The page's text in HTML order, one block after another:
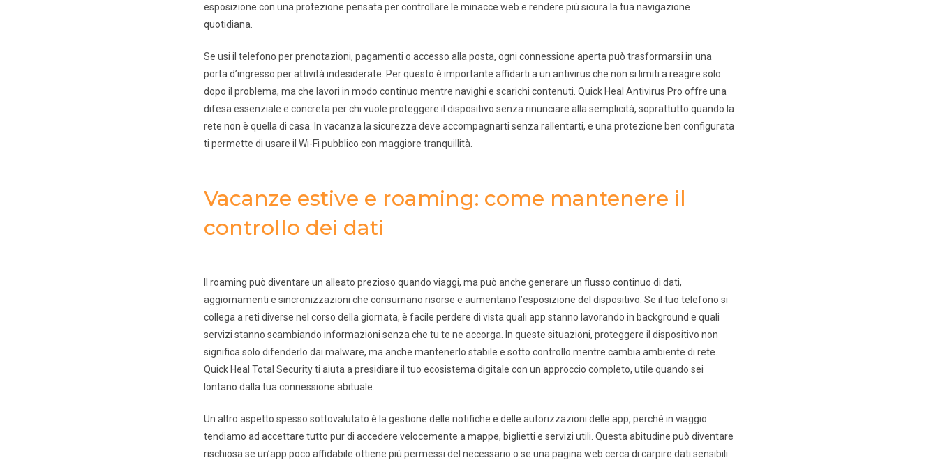
esposizione con una protezione pensata per controllare le minacce web e rendere più sicura la tua navigazione
quotidiana.
Se usi il telefono per prenotazioni, pagamenti o accesso alla posta, ogni connessione aperta può trasformarsi in una
porta d’ingresso per attività indesiderate. Per questo è importante affidarti a un antivirus che non si limiti a reagire solo
dopo il problema, ma che lavori in modo continuo mentre navighi e scarichi contenuti. Quick Heal Antivirus Pro offre una
difesa essenziale e concreta per chi vuole proteggere il dispositivo senza rinunciare alla semplicità, soprattutto quando la
rete non è quella di casa. In vacanza la sicurezza deve accompagnarti senza rallentarti, e una protezione ben configurata
ti permette di usare il Wi-Fi pubblico con maggiore tranquillità.
Vacanze estive e roaming: come mantenere il
controllo dei dati
Il roaming può diventare un alleato prezioso quando viaggi, ma può anche generare un flusso continuo di dati,
aggiornamenti e sincronizzazioni che consumano risorse e aumentano l’esposizione del dispositivo. Se il tuo telefono si
collega a reti diverse nel corso della giornata, è facile perdere di vista quali app stanno lavorando in background e quali
servizi stanno scambiando informazioni senza che tu te ne accorga. In queste situazioni, proteggere il dispositivo non
significa solo difenderlo dai malware, ma anche mantenerlo stabile e sotto controllo mentre cambia ambiente di rete.
Quick Heal Total Security ti aiuta a presidiare il tuo ecosistema digitale con un approccio completo, utile quando sei
lontano dalla tua connessione abituale.
Un altro aspetto spesso sottovalutato è la gestione delle notifiche e delle autorizzazioni delle app, perché in viaggio
tendiamo ad accettare tutto pur di accedere velocemente a mappe, biglietti e servizi utili. Questa abitudine può diventare
rischiosa se un’app poco affidabile ottiene più permessi del necessario o se una pagina web cerca di carpire dati sensibili